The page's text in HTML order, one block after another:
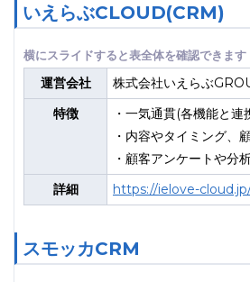
いえらぶCLOUD(CRM)
運営会社
株式会社いえらぶ
特徴
・一気通貫(各機能と連
・内容やタイミング、
・顧客アンケートや分
詳細
https://ielove-
スモッカCRM